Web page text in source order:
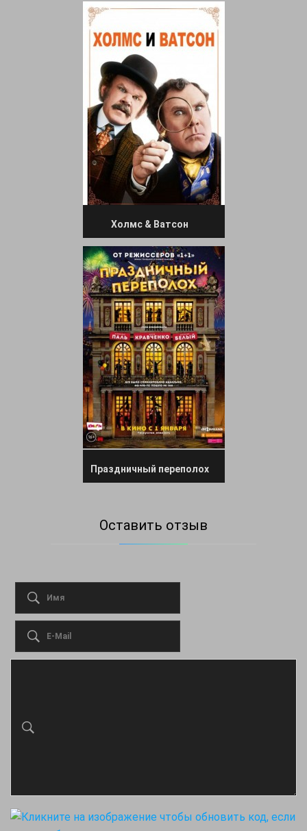
Холмс & Ватсон
Праздничный переполох
Оставить отзыв